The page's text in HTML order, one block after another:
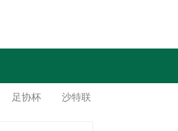
足协杯 沙特联